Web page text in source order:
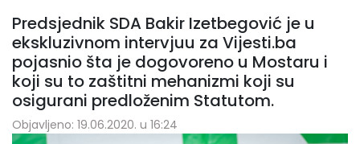
Predsjednik SDA Bakir Izetbegović je u
ekskluzivnom intervjuu za Vijesti.ba
pojasnio šta je dogovoreno u Mostaru i
koji su to zaštitni mehanizmi koji su
osigurani predloženim Statutom.
Objavljeno: 19.06.2020. u 16:24